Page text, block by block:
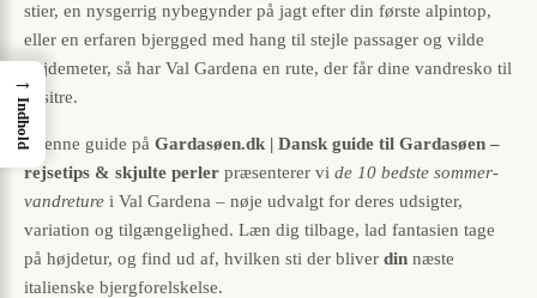
stier, en nysgerrig nybegynder på jagt efter din første alpintop,
eller en erfaren bjergged med hang til stejle passager og vilde
højdemeter, så har Val Gardena en rute, der får dine vandresko til
at sitre.
I denne guide på Gardasøen.dk | Dansk guide til Gardasøen –
rejsetips & skjulte perler præsenterer vi de 10 bedste sommer-
vandreture i Val Gardena – nøje udvalgt for deres udsigter,
variation og tilgængelighed. Læn dig tilbage, lad fantasien tage
på højdetur, og find ud af, hvilken sti der bliver din næste
italienske bjergforelskelse.
→
Indhold